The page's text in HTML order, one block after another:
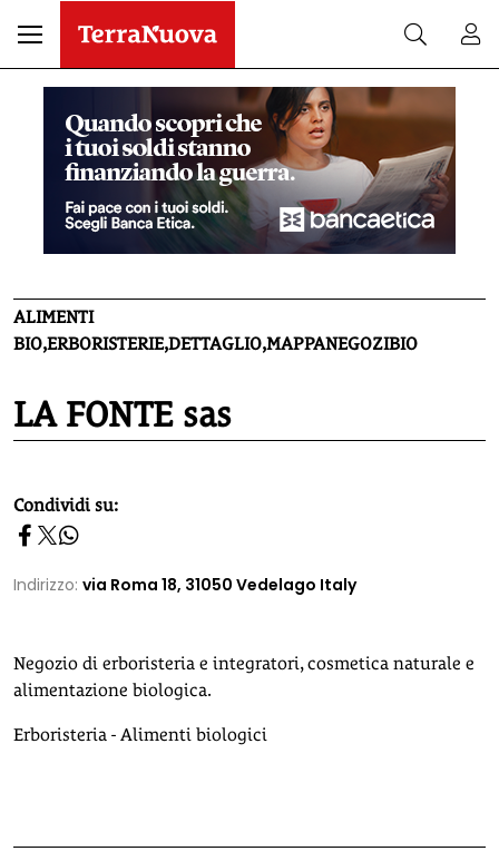
ALIMENTI
BIO,ERBORISTERIE,DETTAGLIO,MAPPANEGOZIBIO
LA FONTE sas
homepage h2
Condividi su:
Indirizzo: via Roma 18, 31050 Vedelago Italy
Negozio di erboristeria e integratori, cosmetica naturale e
alimentazione biologica.
Erboristeria - Alimenti biologici